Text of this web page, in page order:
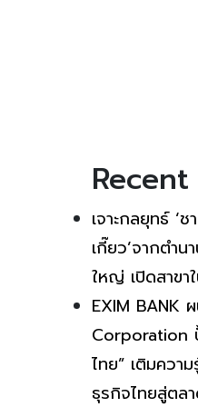
เจาะกลยุทธ์ ‘ช
เกี๊ยว’จากตำ
ใหญ่ เปิดสาข
EXIM BANK
Corporation
ไทย” เติมควา
ธุรกิจไทยสู่ตล